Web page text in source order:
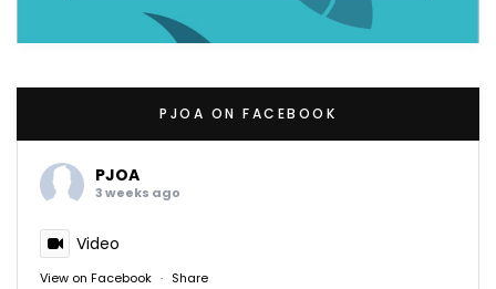
PJOA ON FACEBOOK
PJOA
3 weeks ago
Video
View on Facebook · Share